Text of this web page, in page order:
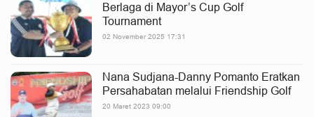
Berlaga di Mayor’s Cup Golf
Tournament
02 November 2025 17:31
Nana Sudjana-Danny Pomanto Eratkan
Persahabatan melalui Friendship Golf
20 Maret 2023 09:00